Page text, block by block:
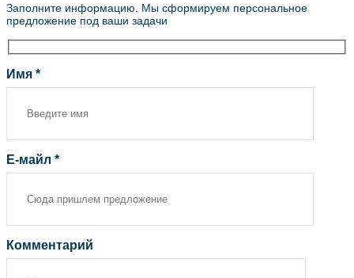
Заполните информацию. Мы сформируем персональное
предложение под ваши задачи
Имя *
Е-майл *
Комментарий